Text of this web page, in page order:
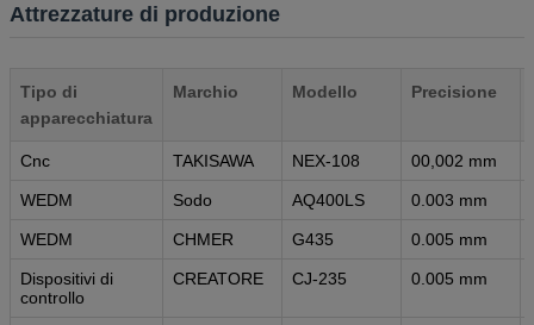
Attrezzature di produzione
Tipo di
apparecchiatura
Marchio Modello Precisione
Cnc TAKISAWA NEX-108 00,002 mm
WEDM Sodo AQ400LS 0.003 mm
WEDM CHMER G435 0.005 mm
Dispositivi di
controllo
CREATORE CJ-235 0.005 mm